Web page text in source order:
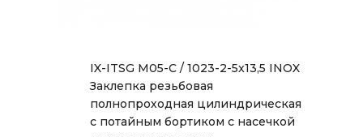
IX-ITSG M05-C / 1023-2-5x13,5 INOX
Заклепка резьбовая
полнопроходная цилиндрическая
с потайным бортиком с насечкой